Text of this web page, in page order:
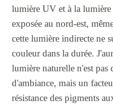
lumière UV et à la
exposée au nord-est,
cette lumière indirecte ne
couleur dans la durée.
lumière naturelle n'est pas
d'ambiance, mais un
résistance des pigments